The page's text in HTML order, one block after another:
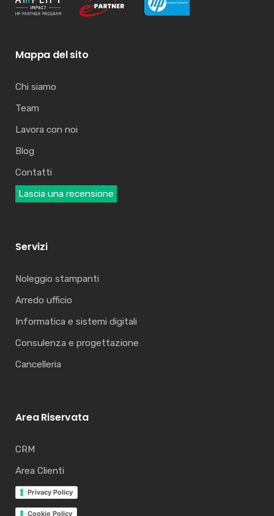
Mappa del sito
Chi siamo
Team
Lavora con noi
Blog
Contatti
Lascia una recensione
Servizi
Noleggio stampanti
Arredo ufficio
Informatica e sistemi digitali
Consulenza e progettazione
Cancelleria
Area Riservata
CRM
Area Clienti
Privacy Policy
Cookie Policy